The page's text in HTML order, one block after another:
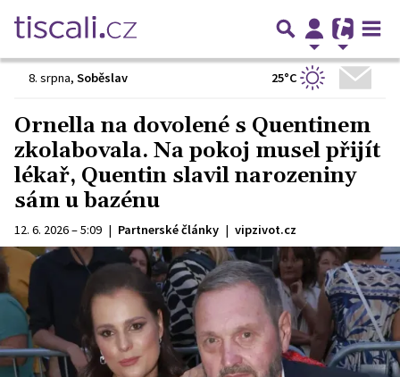
8. srpna, Soběslav 25°C
Ornella na dovolené s Quentinem
zkolabovala. Na pokoj musel přijít
lékař, Quentin slavil narozeniny
sám u bazénu
12. 6. 2026 – 5:09 | Partnerské články | vipzivot.cz